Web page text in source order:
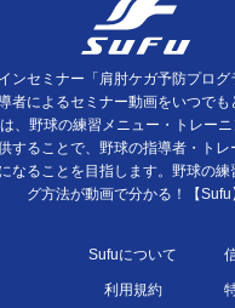
ンセミナー「肩肘ケガ予防プロ
者によるセミナー動画をいつでも
は、野球の練習メニュー・トレー
することで、野球の指導者・ト
なることを目指します。野球の
グ方法が動画で分かる！【Sufu
Sufuについて
利用規約